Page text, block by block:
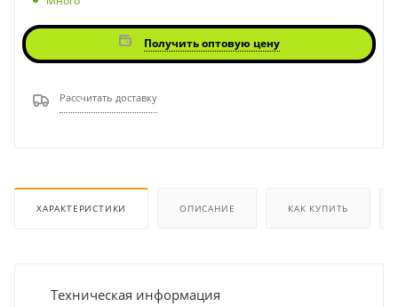
Получить оптовую цену
Рассчитать доставку
ХАРАКТЕРИСТИКИ ОПИСАНИЕ КАК КУПИТЬ
Техническая информация